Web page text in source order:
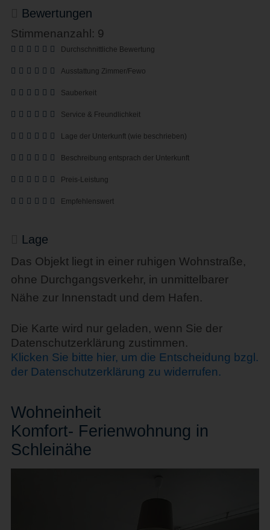
Bewertungen
Stimmenanzahl: 9
Durchschnittliche Bewertung
Ausstattung Zimmer/Fewo
Sauberkeit
Service & Freundlichkeit
Lage der Unterkunft (wie beschrieben)
Beschreibung entsprach der Unterkunft
Preis-Leistung
Empfehlenswert
Lage
Das Objekt liegt in einer ruhigen Wohnstraße,
ohne Durchgangsverkehr, in unmittelbarer
Nähe zur Innenstadt und dem Hafen.
Die Karte wird nur geladen, wenn Sie der
Datenschutzerklärung zustimmen.
Klicken Sie bitte hier, um die Entscheidung bzgl.
der Datenschutzerklärung zu widerrufen.
Wohneinheit
Komfort- Ferienwohnung in
Schleinähe